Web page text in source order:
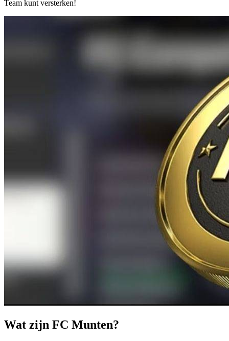
Team kunt versterken!
Wat zijn FC Munten?